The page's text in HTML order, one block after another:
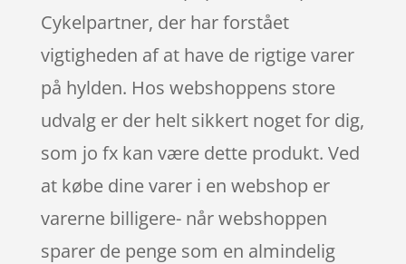
Cykelpartner, der har forstået
vigtigheden af at have de rigtige varer
på hylden. Hos webshoppens store
udvalg er der helt sikkert noget for dig,
som jo fx kan være dette produkt. Ved
at købe dine varer i en webshop er
varerne billigere- når webshoppen
sparer de penge som en almindelig